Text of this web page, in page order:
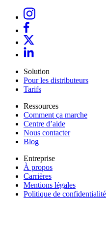
Solution
Pour les distributeurs
Tarifs
Ressources
Comment ça marche
Centre d’aide
Nous contacter
Blog
Entreprise
À propos
Carrières
Mentions légales
Politique de confidentialité